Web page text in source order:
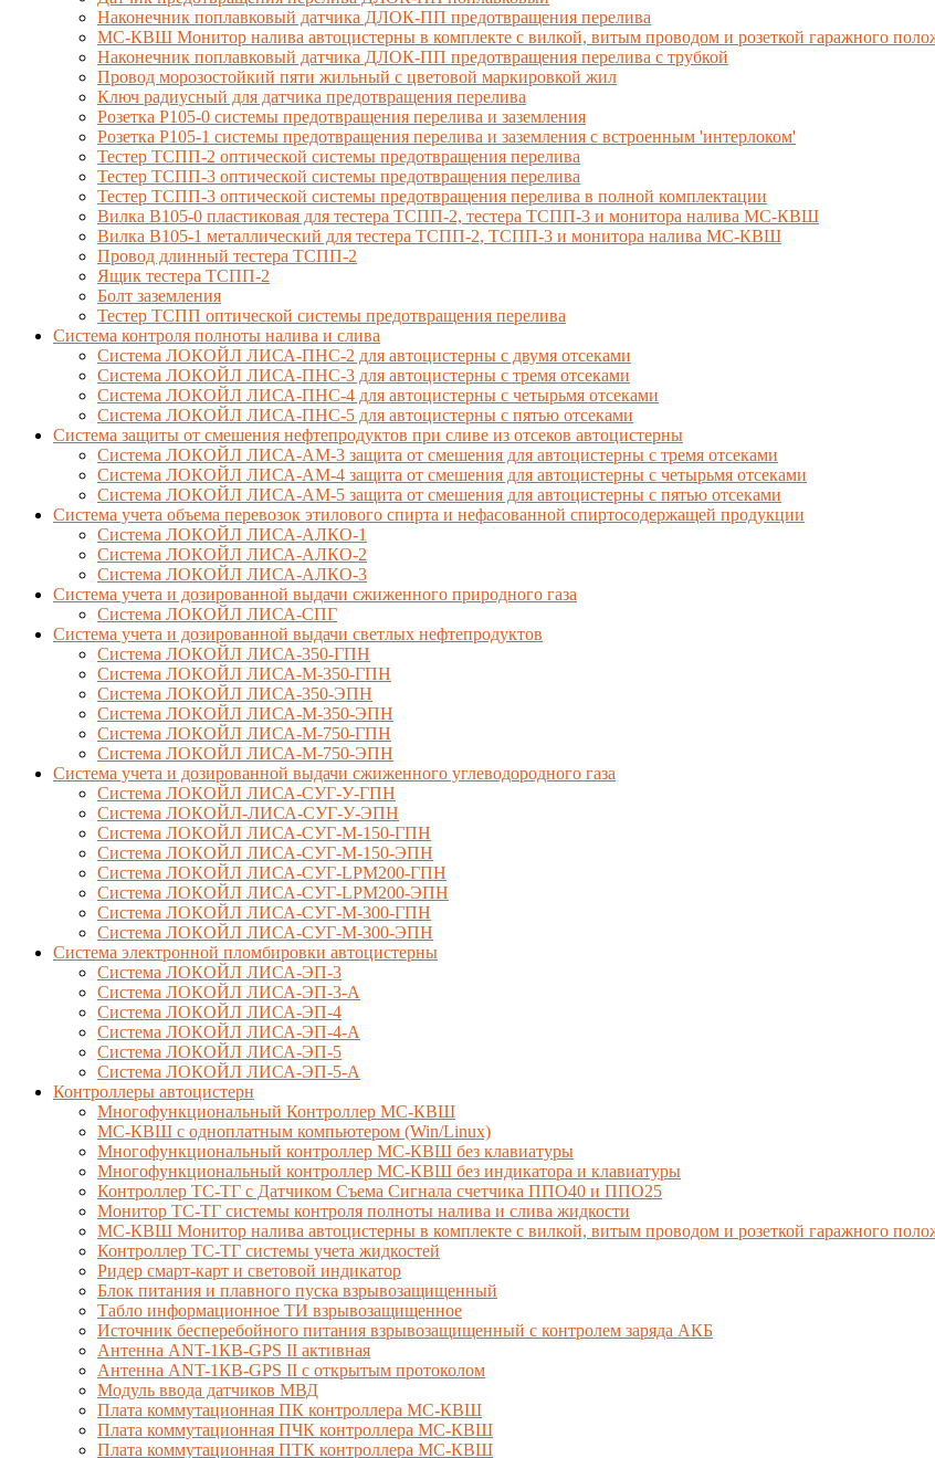
Наконечник поплавковый датчика ДЛОК-ПП предотвращения перелива
МС-КВШ Монитор налива автоцистерны в комплекте с вилкой, витым проводом и розеткой гаражного
Наконечник поплавковый датчика ДЛОК-ПП предотвращения перелива с трубкой
Провод морозостойкий пяти жильный с цветовой маркировкой жил
Ключ радиусный для датчика предотвращения перелива
Розетка Р105-0 системы предотвращения перелива и заземления
Розетка Р105-1 системы предотвращения перелива и заземления с встроенным 'интерлоком'
Тестер ТСПП-2 оптической системы предотвращения перелива
Тестер ТСПП-3 оптической системы предотвращения перелива
Тестер ТСПП-3 оптической системы предотвращения перелива в полной комплектации
Вилка В105-0 пластиковая для тестера ТСПП-2, тестера ТСПП-3 и монитора налива МС-КВШ
Вилка В105-1 металлический для тестера ТСПП-2, ТСПП-3 и монитора налива МС-КВШ
Провод длинный тестера ТСПП-2
Ящик тестера ТСПП-2
Болт заземления
Тестер ТСПП оптической системы предотвращения перелива
Cистема контроля полноты налива и слива
Система ЛОКОЙЛ ЛИСА-ПНС-2 для автоцистерны с двумя отсеками
Система ЛОКОЙЛ ЛИСА-ПНС-3 для автоцистерны с тремя отсеками
Система ЛОКОЙЛ ЛИСА-ПНС-4 для автоцистерны с четырьмя отсеками
Система ЛОКОЙЛ ЛИСА-ПНС-5 для автоцистерны с пятью отсеками
Система защиты от смешения нефтепродуктов при сливе из отсеков автоцистерны
Система ЛОКОЙЛ ЛИСА-AM-3 защита от смешения для автоцистерны с тремя отсеками
Система ЛОКОЙЛ ЛИСА-AM-4 защита от смешения для автоцистерны с четырьмя отсеками
Система ЛОКОЙЛ ЛИСА-AM-5 защита от смешения для автоцистерны с пятью отсеками
Система учета объема перевозок этилового спирта и нефасованной спиртосодержащей продукции
Система ЛОКОЙЛ ЛИСА-AЛКО-1
Система ЛОКОЙЛ ЛИСА-АЛКО-2
Система ЛОКОЙЛ ЛИСА-АЛКО-3
Система учета и дозированной выдачи сжиженного природного газа
Система ЛОКОЙЛ ЛИСА-СПГ
Система учета и дозированной выдачи светлых нефтепродуктов
Система ЛОКОЙЛ ЛИСА-350-ГПН
Система ЛОКОЙЛ ЛИСА-М-350-ГПН
Система ЛОКОЙЛ ЛИСА-350-ЭПН
Система ЛОКОЙЛ ЛИСА-М-350-ЭПН
Система ЛОКОЙЛ ЛИСА-М-750-ГПН
Система ЛОКОЙЛ ЛИСА-М-750-ЭПН
Система учета и дозированной выдачи сжиженного углеводородного газа
Система ЛОКОЙЛ ЛИСА-СУГ-У-ГПН
Система ЛОКОЙЛ-ЛИСА-СУГ-У-ЭПН
Система ЛОКОЙЛ ЛИСА-СУГ-М-150-ГПН
Система ЛОКОЙЛ ЛИСА-СУГ-М-150-ЭПН
Система ЛОКОЙЛ ЛИСА-СУГ-LPM200-ГПН
Система ЛОКОЙЛ ЛИСА-СУГ-LPM200-ЭПН
Система ЛОКОЙЛ ЛИСА-СУГ-М-300-ГПН
Система ЛОКОЙЛ ЛИСА-СУГ-М-300-ЭПН
Система электронной пломбировки автоцистерны
Система ЛОКОЙЛ ЛИСА-ЭП-3
Система ЛОКОЙЛ ЛИСА-ЭП-3-А
Система ЛОКОЙЛ ЛИСА-ЭП-4
Система ЛОКОЙЛ ЛИСА-ЭП-4-А
Система ЛОКОЙЛ ЛИСА-ЭП-5
Система ЛОКОЙЛ ЛИСА-ЭП-5-А
Контроллеры автоцистерн
Многофункциональный Контроллер МС-КВШ
МС-КВШ с одноплатным компьютером (Win/Linux)
Многофункциональный контроллер МС-КВШ без клавиатуры
Многофункциональный контроллер МС-КВШ без индикатора и клавиатуры
Контроллер ТС-ТГ с Датчиком Съема Сигнала счетчика ППО40 и ППО25
Монитор ТС-ТГ системы контроля полноты налива и слива жидкости
МС-КВШ Монитор налива автоцистерны в комплекте с вилкой, витым проводом и розеткой гаражного
Контроллер ТС-ТГ системы учета жидкостей
Ридер смарт-карт и световой индикатор
Блок питания и плавного пуска взрывозащищенный
Табло информационное ТИ взрывозащищенное
Источник бесперебойного питания взрывозащищенный с контролем заряда АКБ
Антенна ANT-1КВ-GPS II активная
Антенна ANT-1КВ-GPS II с открытым протоколом
Модуль ввода датчиков МВД
Плата коммутационная ПК контроллера МС-КВШ
Плата коммутационная ПЧК контроллера МС-КВШ
Плата коммутационная ПТК контроллера МС-КВШ